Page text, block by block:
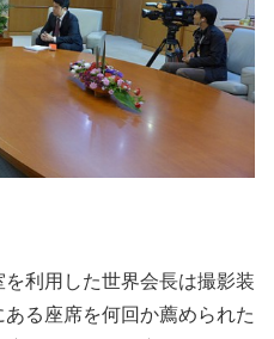
利用した世界会長は撮影装
る座席を何回か薦められた